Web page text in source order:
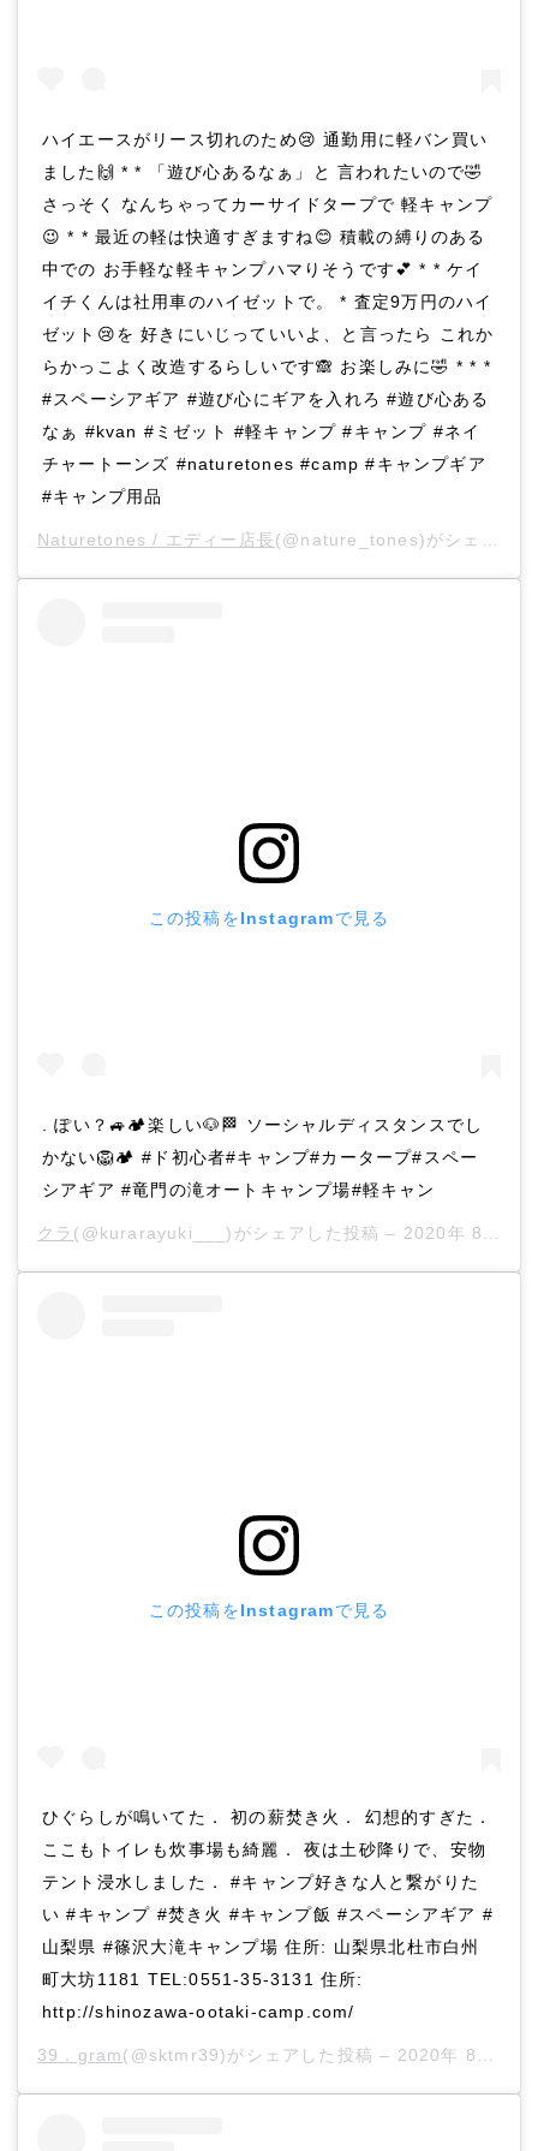
ハイエースがリース切れのため😢 通勤用に軽バン買い
ました🙌 * * 「遊び心あるなぁ」と 言われたいので🤣
さっそく なんちゃってカーサイドタープで 軽キャンプ
😉 * * 最近の軽は快適すぎますね😊 積載の縛りのある
中での お手軽な軽キャンプハマりそうです💕 * * ケイ
イチくんは社用車のハイゼットで。 * 査定9万円のハイ
ゼット😢を 好きにいじっていいよ、と言ったら これか
らかっこよく改造するらしいです🙈 お楽しみに🤣 * * *
#スペーシアギア #遊び心にギアを入れろ #遊び心ある
なぁ #kvan #ミゼット #軽キャンプ #キャンプ #ネイ
チャートーンズ #naturetones #camp #キャンプギア
#キャンプ用品
Naturetones / エディー店長(@nature_tones)がシェアした投稿 –
この投稿をInstagramで見る
. ぽい？🚙🏕楽しい🐶🏁 ソーシャルディスタンスでし
かない🦁🏕 #ド初心者#キャンプ#カータープ#スペー
シアギア #竜門の滝オートキャンプ場#軽キャン
クラ (@kurarayuki___)がシェアした投稿 – 2020年 8月月26日午前5時46分PDT
この投稿をInstagramで見る
ひぐらしが鳴いてた． 初の薪焚き火． 幻想的すぎた．
ここもトイレも炊事場も綺麗． 夜は土砂降りで、安物
テント浸水しました． #キャンプ好きな人と繋がりた
い #キャンプ #焚き火 #キャンプ飯 #スペーシアギア #
山梨県 #篠沢大滝キャンプ場 住所: 山梨県北杜市白州
町大坊1181 TEL:0551-35-3131 住所:
http://shinozawa-ootaki-camp.com/
39．gram(@sktmr39)がシェアした投稿 – 2020年 8月月20日午前9時03分PDT